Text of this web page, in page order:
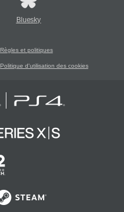
Bluesky
Règles et politiques
Politique d'utilisation des cookies